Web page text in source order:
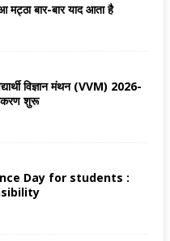
मट्ठा बार-बार याद आता है
विज्ञान मंथन (VVM) 2026-
शुरू
Day for students :